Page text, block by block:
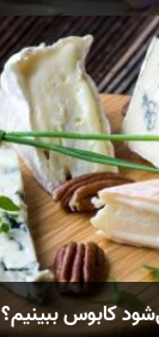
کابوس ببینیم؟